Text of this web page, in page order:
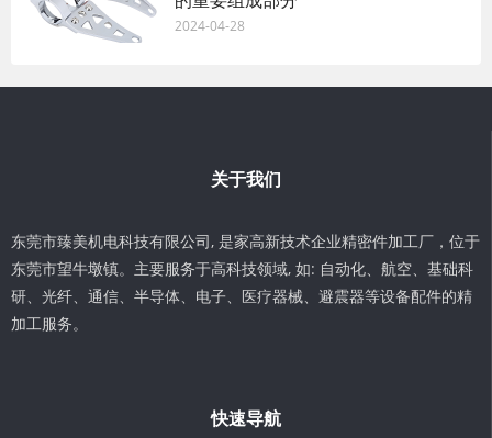
2024-04-28
关于我们
东莞市臻美机电科技有限公司, 是家高新技术企业精密件加工厂，位于
东莞市望牛墩镇。主要服务于高科技领域, 如: 自动化、航空、基础科
研、光纤、通信、半导体、电子、医疗器械、避震器等设备配件的精
加工服务。
快速导航